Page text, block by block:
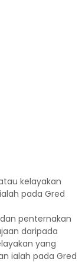
kelayakan
pada Gred
penternakan
daripada
yang
ialah pada Gred